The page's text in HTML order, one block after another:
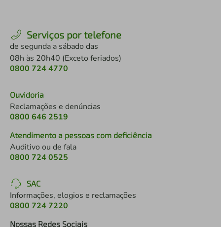
Serviços por telefone
de segunda a sábado das
08h às 20h40 (Exceto feriados)
0800 724 4770
Ouvidoria
Reclamações e denúncias
0800 646 2519
Atendimento a pessoas com deficiência
Auditivo ou de fala
0800 724 0525
SAC
Informações, elogios e reclamações
0800 724 7220
Nossas Redes Sociais